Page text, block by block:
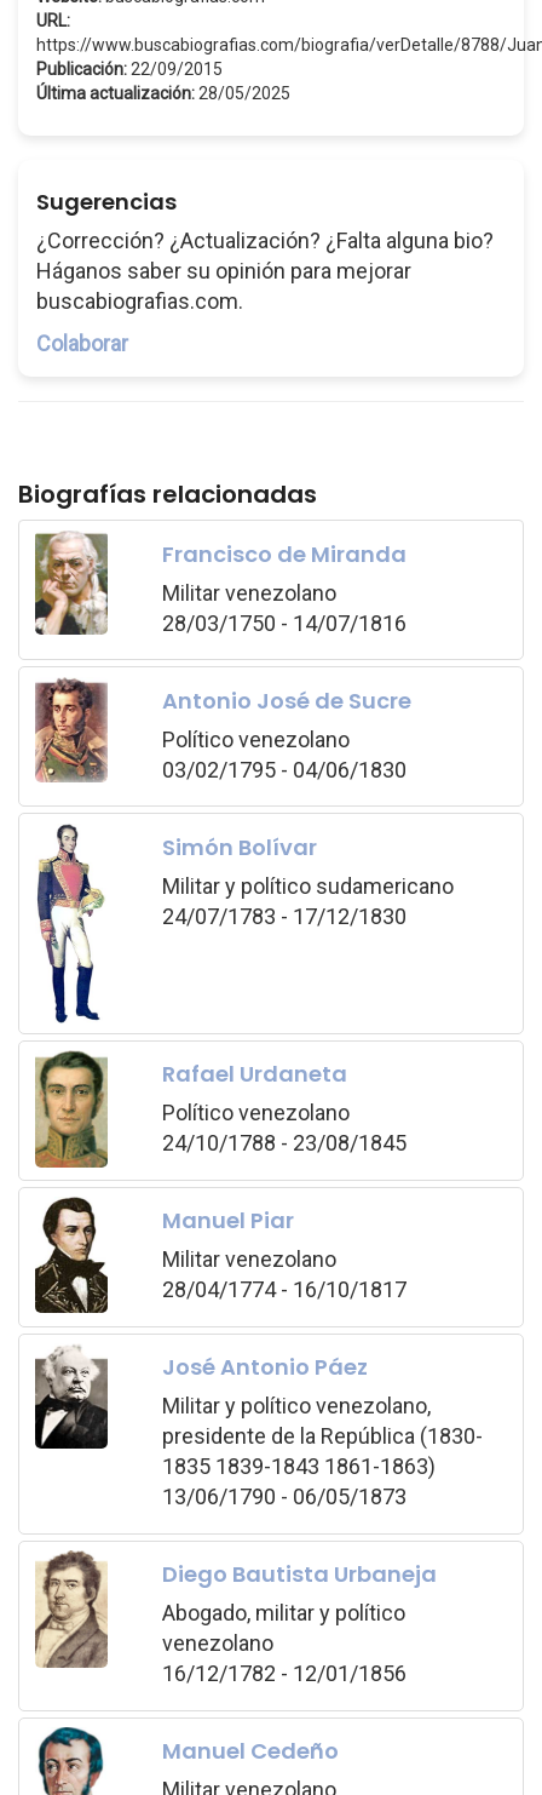
URL:
https://www.buscabiografias.com/biografia/verDetalle/8788/
Publicación: 22/09/2015
Última actualización: 28/05/2025
Sugerencias
¿Corrección? ¿Actualización? ¿Falta alguna bio?
Háganos saber su opinión para mejorar
buscabiografias.com.
Colaborar
Biografías relacionadas
Francisco de Miranda
Militar venezolano
28/03/1750 - 14/07/1816
Antonio José de Sucre
Político venezolano
03/02/1795 - 04/06/1830
Simón Bolívar
Militar y político sudamericano
24/07/1783 - 17/12/1830
Rafael Urdaneta
Político venezolano
24/10/1788 - 23/08/1845
Manuel Piar
Militar venezolano
28/04/1774 - 16/10/1817
José Antonio Páez
Militar y político venezolano,
presidente de la República (1830-
1835 1839-1843 1861-1863)
13/06/1790 - 06/05/1873
Diego Bautista Urbaneja
Abogado, militar y político
venezolano
16/12/1782 - 12/01/1856
Manuel Cedeño
Militar venezolano